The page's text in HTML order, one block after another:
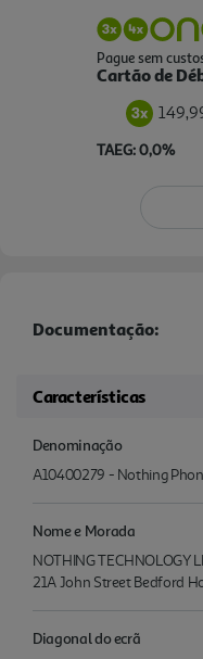
Pague sem
Cartão de
TAEG: 0,0%
Documentação:
Características
Denominação
A10400279 - Nothing
Nome e Morada
NOTHING TECHNOLOGY
21A John Street Bedford
Diagonal do ecrã